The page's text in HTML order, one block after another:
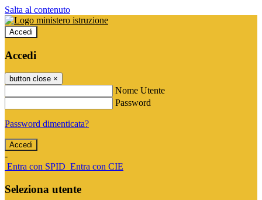
Salta al contenuto
Accedi
Accedi
button close ×
Nome Utente
Password
Password dimenticata?
-
Entra con SPID Entra con CIE
Seleziona utente